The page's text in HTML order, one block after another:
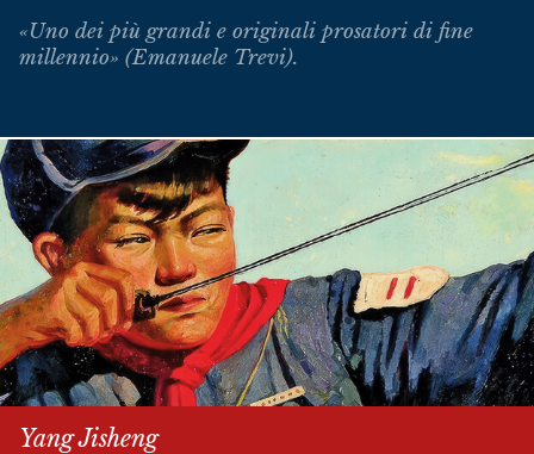
«Uno dei più grandi e originali prosatori di fine
millennio» (Emanuele Trevi).
Yang Jisheng